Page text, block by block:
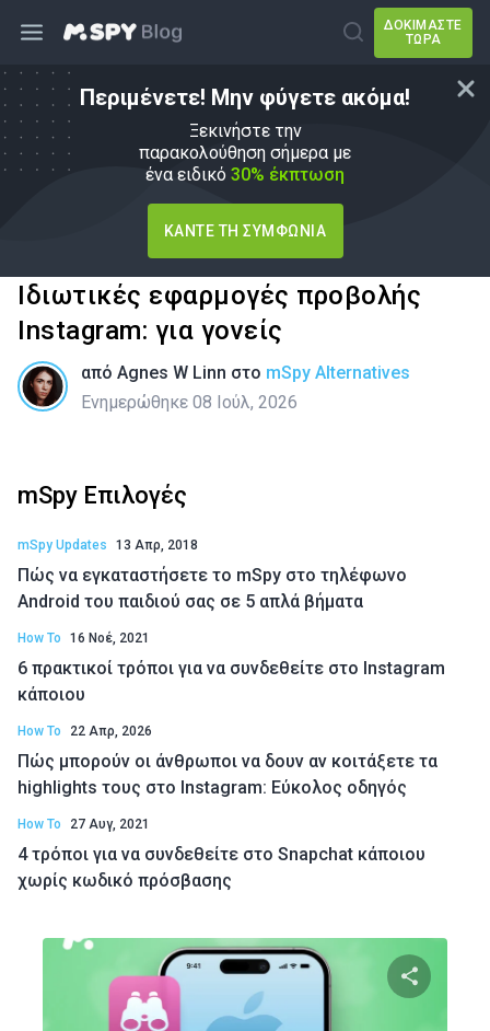
ΔΟΚΙΜΆΣΤΕ
ΤΏΡΑ
Περιμένετε! Μην φύγετε ακόμα!
Ξεκινήστε την
παρακολούθηση σήμερα με
ένα ειδικό 30% έκπτωση
ΚΆΝΤΕ ΤΗ ΣΥΜΦΩΝΊΑ
Ιδιωτικές εφαρμογές προβολής
Instagram: για γονείς
από Agnes W Linn στο mSpy Alternatives
Ενημερώθηκε 08 Ιούλ, 2026
mSpy Επιλογές
mSpy Updates 13 Απρ, 2018
Πώς να εγκαταστήσετε το mSpy στο τηλέφωνο
Android του παιδιού σας σε 5 απλά βήματα
How To 16 Νοέ, 2021
6 πρακτικοί τρόποι για να συνδεθείτε στο Instagram
κάποιου
How To 22 Απρ, 2026
Πώς μπορούν οι άνθρωποι να δουν αν κοιτάξετε τα
highlights τους στο Instagram: Εύκολος οδηγός
How To 27 Αυγ, 2021
4 τρόποι για να συνδεθείτε στο Snapchat κάποιου
χωρίς κωδικό πρόσβασης